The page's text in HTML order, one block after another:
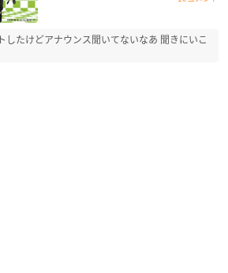
したけどアナウンス聞いてないなあ 聞きにいこ